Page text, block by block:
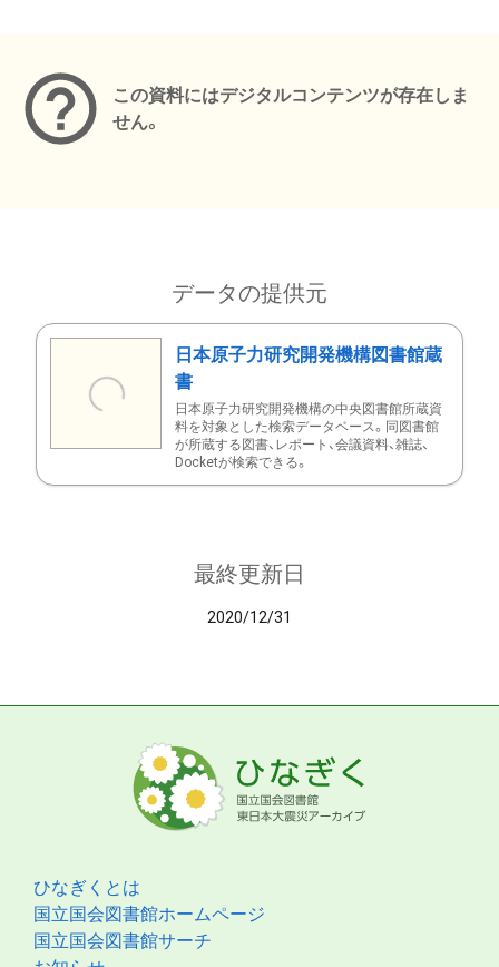
この資料にはデジタルコンテンツが存在しま
せん。
データの提供元
日本原子力研究開発機構図書館蔵
書
日本原子力研究開発機構の中央図書館所蔵資
料を対象とした検索データベース。同図書館
が所蔵する図書、レポート、会議資料、雑誌、
Docketが検索できる。
最終更新日
2020/12/31
ひなぎくとは
国立国会図書館ホームページ
国立国会図書館サーチ